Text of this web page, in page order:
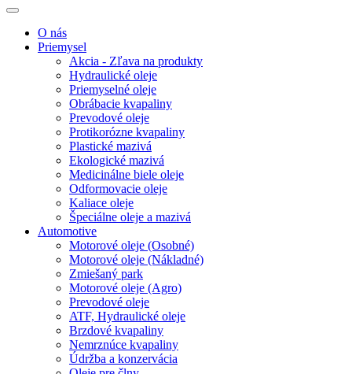
O nás
Priemysel
Akcia - Zľava na produkty
Hydraulické oleje
Priemyselné oleje
Obrábacie kvapaliny
Prevodové oleje
Protikorózne kvapaliny
Plastické mazivá
Ekologické mazivá
Medicinálne biele oleje
Odformovacie oleje
Kaliace oleje
Špeciálne oleje a mazivá
Automotive
Motorové oleje (Osobné)
Motorové oleje (Nákladné)
Zmiešaný park
Motorové oleje (Agro)
Prevodové oleje
ATF, Hydraulické oleje
Brzdové kvapaliny
Nemrznúce kvapaliny
Údržba a konzervácia